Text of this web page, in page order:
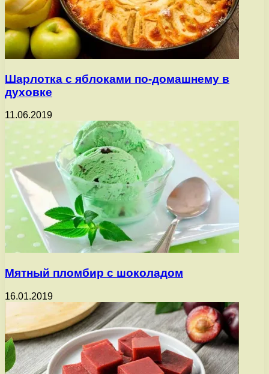
Шарлотка с яблоками по-домашнему в
духовке
11.06.2019
Мятный пломбир с шоколадом
16.01.2019